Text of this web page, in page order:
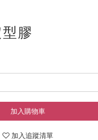
膠
加入購物車
加入追蹤清單